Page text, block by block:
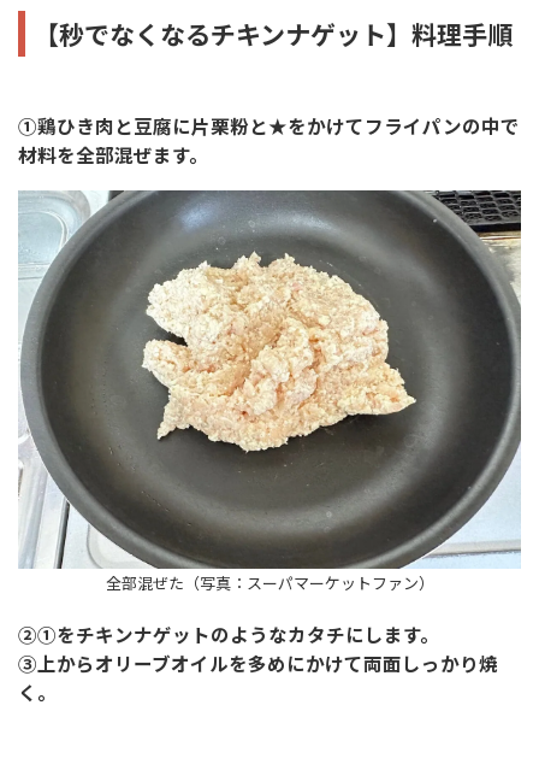
【秒でなくなるチキンナゲット】料理手順
①鶏ひき肉と豆腐に片栗粉と★をかけてフライパンの中で
材料を全部混ぜます。
全部混ぜた（写真：スーパマーケットファン）
②①をチキンナゲットのようなカタチにします。
③上からオリーブオイルを多めにかけて両面しっかり焼
く。